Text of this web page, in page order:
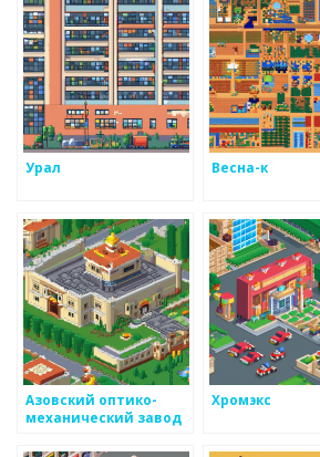
Урал Весна-к
Азовский оптико-
механический завод
Хромэкс